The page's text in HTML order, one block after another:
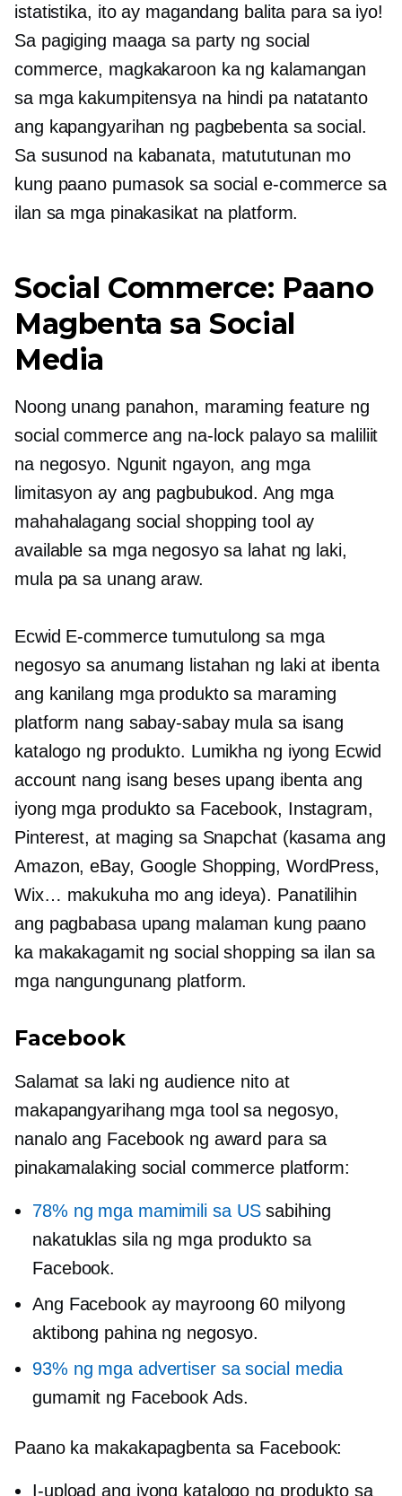
istatistika, ito ay magandang balita para sa iyo!
Sa pagiging maaga sa party ng social
commerce, magkakaroon ka ng kalamangan
sa mga kakumpitensya na hindi pa natatanto
ang kapangyarihan ng pagbebenta sa social.
Sa susunod na kabanata, matututunan mo
kung paano pumasok sa sociale-commerce sa
ilan sa mga pinakasikat na platform.
Social Commerce: Paano
Magbenta sa Social
Media
Noong unang panahon, maraming feature ng
social commerce ang na-lock palayo sa maliliit
na negosyo. Ngunit ngayon, ang mga
limitasyon ay ang pagbubukod. Ang mga
mahahalagang social shopping tool ay
available sa mga negosyo sa lahat ng laki,
mula pa sa unang araw.
Ecwid E-commercetumutulong sa mga
negosyo sa anumang listahan ng laki at ibenta
ang kanilang mga produkto sa maraming
platform nang sabay-sabay mula sa isang
katalogo ng produkto. Lumikha ng iyong Ecwid
account nang isang beses upang ibenta ang
iyong mga produkto sa Facebook, Instagram,
Pinterest, at maging sa Snapchat (kasama ang
Amazon, eBay, Google Shopping, WordPress,
Wix… makukuha mo ang ideya). Panatilihin
ang pagbabasa upang malaman kung paano
ka makakagamit ng social shopping sa ilan sa
mga nangungunang platform.
Facebook
Salamat sa laki ng audience nito at
makapangyarihang mga tool sa negosyo,
nanalo ang Facebook ng award para sa
pinakamalaking social commerce platform:
78% ng mga mamimili sa USsabihing
nakatuklas sila ng mga produkto sa
Facebook.
Ang Facebook ay mayroong 60 milyong
aktibong pahina ng negosyo.
93% ng mga advertiser sa social media
gumamit ng Facebook Ads.
Paano ka makakapagbenta sa Facebook:
I-upload ang iyong katalogo ng produkto sa